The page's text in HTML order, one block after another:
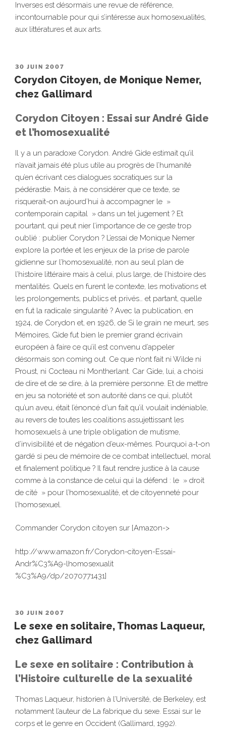
Inverses est désormais une revue de référence,
incontournable pour qui s’intéresse aux homosexualités,
aux littératures et aux arts.
PUBLIÉ
LE
30 JUIN 2007
Corydon Citoyen, de Monique Nemer,
chez Gallimard
Corydon Citoyen : Essai sur André Gide
et l’homosexualité
Il y a un paradoxe Corydon. André Gide estimait qu’il
n’avait jamais été plus utile au progrès de l’humanité
qu’en écrivant ces dialogues socratiques sur la
pédérastie. Mais, à ne considérer que ce texte, se
risquerait-on aujourd’hui à accompagner le »
contemporain capital » dans un tel jugement ? Et
pourtant, qui peut nier l’importance de ce geste trop
oublié : publier Corydon ? L’essai de Monique Nemer
explore la portée et les enjeux de la prise de parole
gidienne sur l’homosexualité, non au seul plan de
l’histoire littéraire mais à celui, plus large, de l’histoire des
mentalités. Quels en furent le contexte, les motivations et
les prolongements, publics et privés… et partant, quelle
en fut la radicale singularité ? Avec la publication, en
1924, de Corydon et, en 1926, de Si le grain ne meurt, ses
Mémoires, Gide fut bien le premier grand écrivain
européen à faire ce qu’il est convenu d’appeler
désormais son coming out. Ce que n’ont fait ni Wilde ni
Proust, ni Cocteau ni Montherlant. Car Gide, lui, a choisi
de dire et de se dire, à la première personne. Et de mettre
en jeu sa notoriété et son autorité dans ce qui, plutôt
qu’un aveu, était l’énoncé d’un fait qu’il voulait indéniable,
au revers de toutes les coalitions assujettissant les
homosexuels à une triple obligation de mutisme,
d’invisibilité et de négation d’eux-mêmes. Pourquoi a-t-on
gardé si peu de mémoire de ce combat intellectuel, moral
et finalement politique ? Il faut rendre justice à la cause
comme à la constance de celui qui la défend : le » droit
de cité » pour l’homosexualité, et de citoyenneté pour
l’homosexuel.
Commander Corydon citoyen sur [Amazon->
http://www.amazon.fr/Corydon-citoyen-Essai-
Andr%C3%A9-lhomosexualit
%C3%A9/dp/2070771431]
PUBLIÉ
LE
30 JUIN 2007
Le sexe en solitaire, Thomas Laqueur,
chez Gallimard
Le sexe en solitaire : Contribution à
l’Histoire culturelle de la sexualité
Thomas Laqueur, historien à l’Université, de Berkeley, est
notamment l’auteur de La fabrique du sexe. Essai sur le
corps et le genre en Occident (Gallimard, 1992).